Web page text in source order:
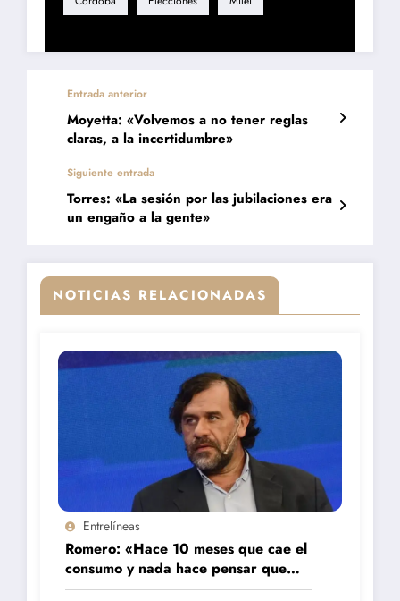
Entrada anterior
Moyetta: «Volvemos a no tener reglas
claras, a la incertidumbre»
Siguiente entrada
Torres: «La sesión por las jubilaciones era
un engaño a la gente»
NOTICIAS RELACIONADAS
Entrelíneas
Romero: «Hace 10 meses que cae el
consumo y nada hace pensar que
vaya a repuntar»